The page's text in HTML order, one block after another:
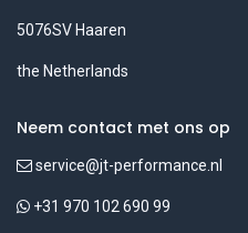
5076SV Haaren
the Netherlands
Neem contact met ons op
service@jt-performance.nl
+31 970 102 690 99